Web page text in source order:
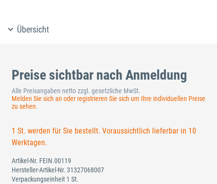
Übersicht
Preise sichtbar nach Anmeldung
Alle Preisangaben netto zzgl. gesetzliche MwSt.
Melden Sie sich an oder registrieren Sie sich um Ihre individuellen Preise
zu sehen.
1 St. werden für Sie bestellt. Voraussichtlich lieferbar in 10
Werktagen.
Artikel-Nr. FEIN.00119
Hersteller-Artikel-Nr. 31327068007
Verpackungseinheit 1 St.